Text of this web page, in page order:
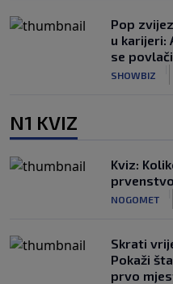
Pop
u karijeri:
se
SHOWBIZ
N1 KVIZ
Kviz:
NOGOMET
Skrati
Pokaži
prvo